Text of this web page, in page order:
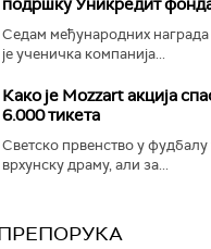
Седам међународних
је ученичка компанија...
Како је Mozzart акција
6.000 тикета
Светско првенство у
врхунску драму, али за...